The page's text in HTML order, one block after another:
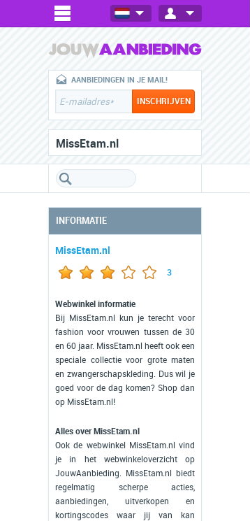
AANBIEDINGEN IN JE MAIL!
MissEtam.nl
INFORMATIE
MissEtam.nl
3
Webwinkel informatie
Bij MissEtam.nl kun je terecht voor
fashion voor vrouwen tussen de 30
en 60 jaar. MissEtam.nl heeft ook een
speciale collectie voor grote maten
en zwangerschapskleding. Dus wil je
goed voor de dag komen? Shop dan
op MissEtam.nl!
Alles over MissEtam.nl
Ook de webwinkel MissEtam.nl vind
je in het webwinkeloverzicht op
JouwAanbieding. MissEtam.nl biedt
regelmatig scherpe acties,
aanbiedingen, uitverkopen en
kortingscodes waar jij van kan